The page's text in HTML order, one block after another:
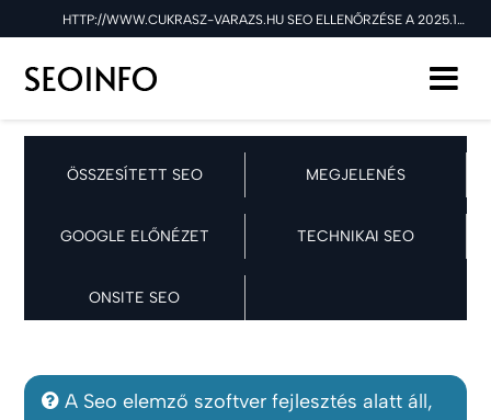
HTTP://WWW.CUKRASZ-VARAZS.HU SEO ELLENŐRZÉSE A 2025.10.13 NAPON
ÖSSZESÍTETT SEO MEGJELENÉS
GOOGLE ELŐNÉZET TECHNIKAI SEO
ONSITE SEO
A Seo elemző szoftver fejlesztés alatt áll,